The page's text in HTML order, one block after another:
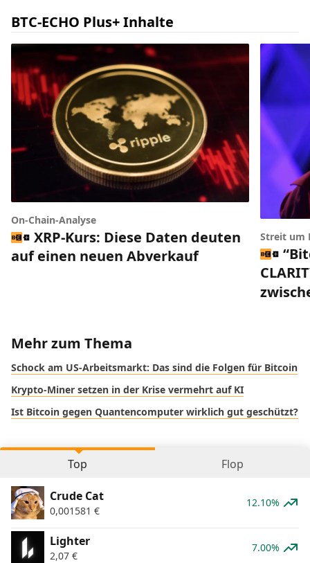
BTC-ECHO Plus+ Inhalte
On-Chain-Analyse
XRP-Kurs: Diese Daten deuten
auf einen neuen Abverkauf
Streit um
Mehr zum Thema
Schock am US-Arbeitsmarkt: Das sind die Folgen für Bitcoin
Krypto-Miner setzen in der Krise vermehrt auf KI
Ist Bitcoin gegen Quantencomputer wirklich gut geschützt?
Top Flop
Crude Cat
0,001581 €
12.10%
Lighter
2,07 €
7.00%